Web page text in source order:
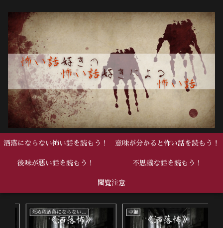
洒落にならない怖い話を読もう！ 意味が分かると怖い話を読もう！
後味が悪い話を読もう！ 不思議な話を読もう！
閲覧注意
死ぬ程洒落にならない怖い話 中編